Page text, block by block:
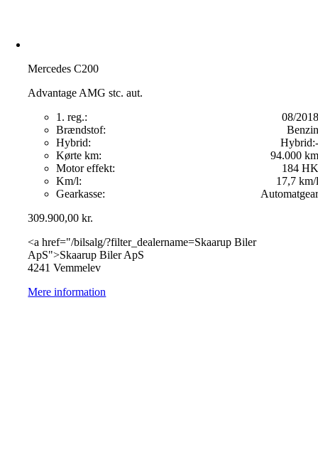
Mercedes C200
Advantage AMG stc. aut.
1. reg.:
08/2018
Brændstof:
Benzin
Hybrid:
Hybrid:-
Kørte km:
94.000 km
Motor effekt:
184 HK
Km/l:
17,7 km/l
Gearkasse:
Automatgear
309.900,00kr.
<a href="/bilsalg/?filter_dealername=Skaarup Biler
ApS">Skaarup Biler ApS
4241 Vemmelev
Mere information